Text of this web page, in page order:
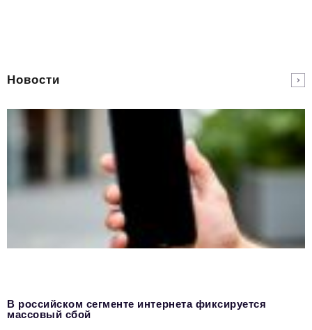
Новости
В российском сегменте интернета фиксируется
массовый сбой